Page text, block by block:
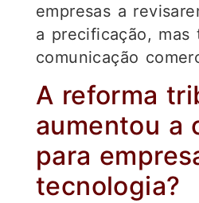
empresas a
a precificação, mas
comunicação
A reforma
aumentou a
para
tecnologia?